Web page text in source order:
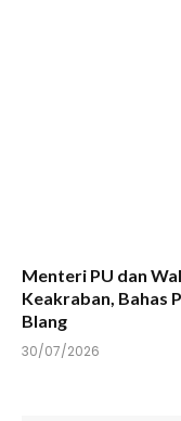
Menteri PU dan
Keakraban, Bahas
Blang
30/07/2026